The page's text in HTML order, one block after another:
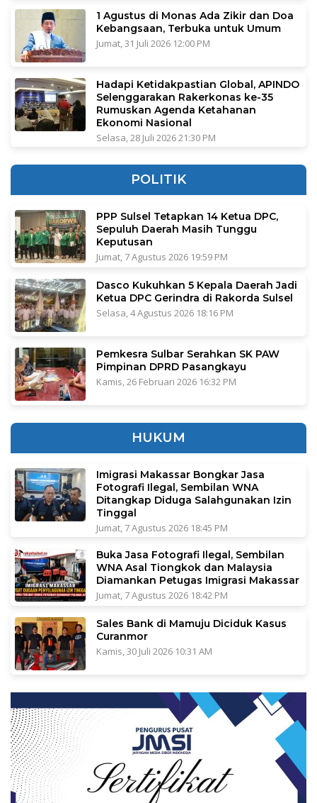
1 Agustus di Monas Ada Zikir dan Doa
Kebangsaan, Terbuka untuk Umum
Jumat, 31 Juli 2026 12:00 PM
Hadapi Ketidakpastian Global, APINDO
Selenggarakan Rakerkonas ke-35
Rumuskan Agenda Ketahanan
Ekonomi Nasional
Selasa, 28 Juli 2026 21:30 PM
POLITIK
PPP Sulsel Tetapkan 14 Ketua DPC,
Sepuluh Daerah Masih Tunggu
Keputusan
Jumat, 7 Agustus 2026 19:59 PM
Dasco Kukuhkan 5 Kepala Daerah Jadi
Ketua DPC Gerindra di Rakorda Sulsel
Selasa, 4 Agustus 2026 18:16 PM
Pemkesra Sulbar Serahkan SK PAW
Pimpinan DPRD Pasangkayu
Kamis, 26 Februari 2026 16:32 PM
HUKUM
Imigrasi Makassar Bongkar Jasa
Fotografi Ilegal, Sembilan WNA
Ditangkap Diduga Salahgunakan Izin
Tinggal
Jumat, 7 Agustus 2026 18:45 PM
Buka Jasa Fotografi Ilegal, Sembilan
WNA Asal Tiongkok dan Malaysia
Diamankan Petugas Imigrasi Makassar
Jumat, 7 Agustus 2026 18:42 PM
Sales Bank di Mamuju Diciduk Kasus
Curanmor
Kamis, 30 Juli 2026 10:31 AM